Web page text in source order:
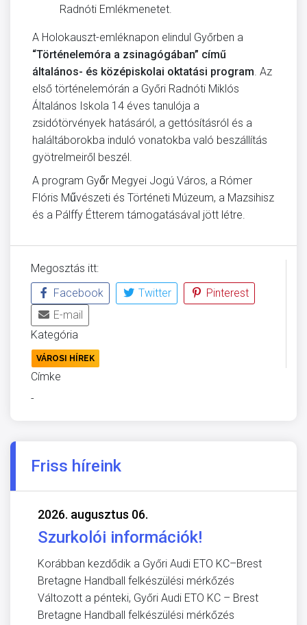
Radnóti Emlékmenetet.
A Holokauszt-emléknapon elindul Győrben a
“Történelemóra a zsinagógában” című
általános- és középiskolai oktatási program . Az
első történelemórán a Győri Radnóti Miklós
Általános Iskola 14 éves tanulója a
zsidótörvények hatásáról, a gettósításról és a
haláltáborokba induló vonatokba való beszállítás
gyötrelmeiről beszél.
A program Győr Megyei Jogú Város, a Rómer
Flóris Művészeti és Történeti Múzeum, a Mazsihisz
és a Pálffy Étterem támogatásával jött létre.
Megosztás itt:
Facebook
Twitter
Pinterest
E-mail
Kategória
VÁROSI HÍREK
Címke
-
Friss híreink
2026. augusztus 06.
Szurkolói információk!
Korábban kezdődik a Győri Audi ETO KC–Brest
Bretagne Handball felkészülési mérkőzés
Változott a pénteki, Győri Audi ETO KC – Brest
Bretagne Handball felkészülési mérkőzés